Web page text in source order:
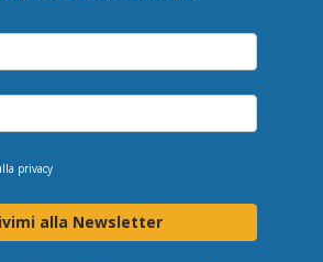
privacy
alla Newsletter